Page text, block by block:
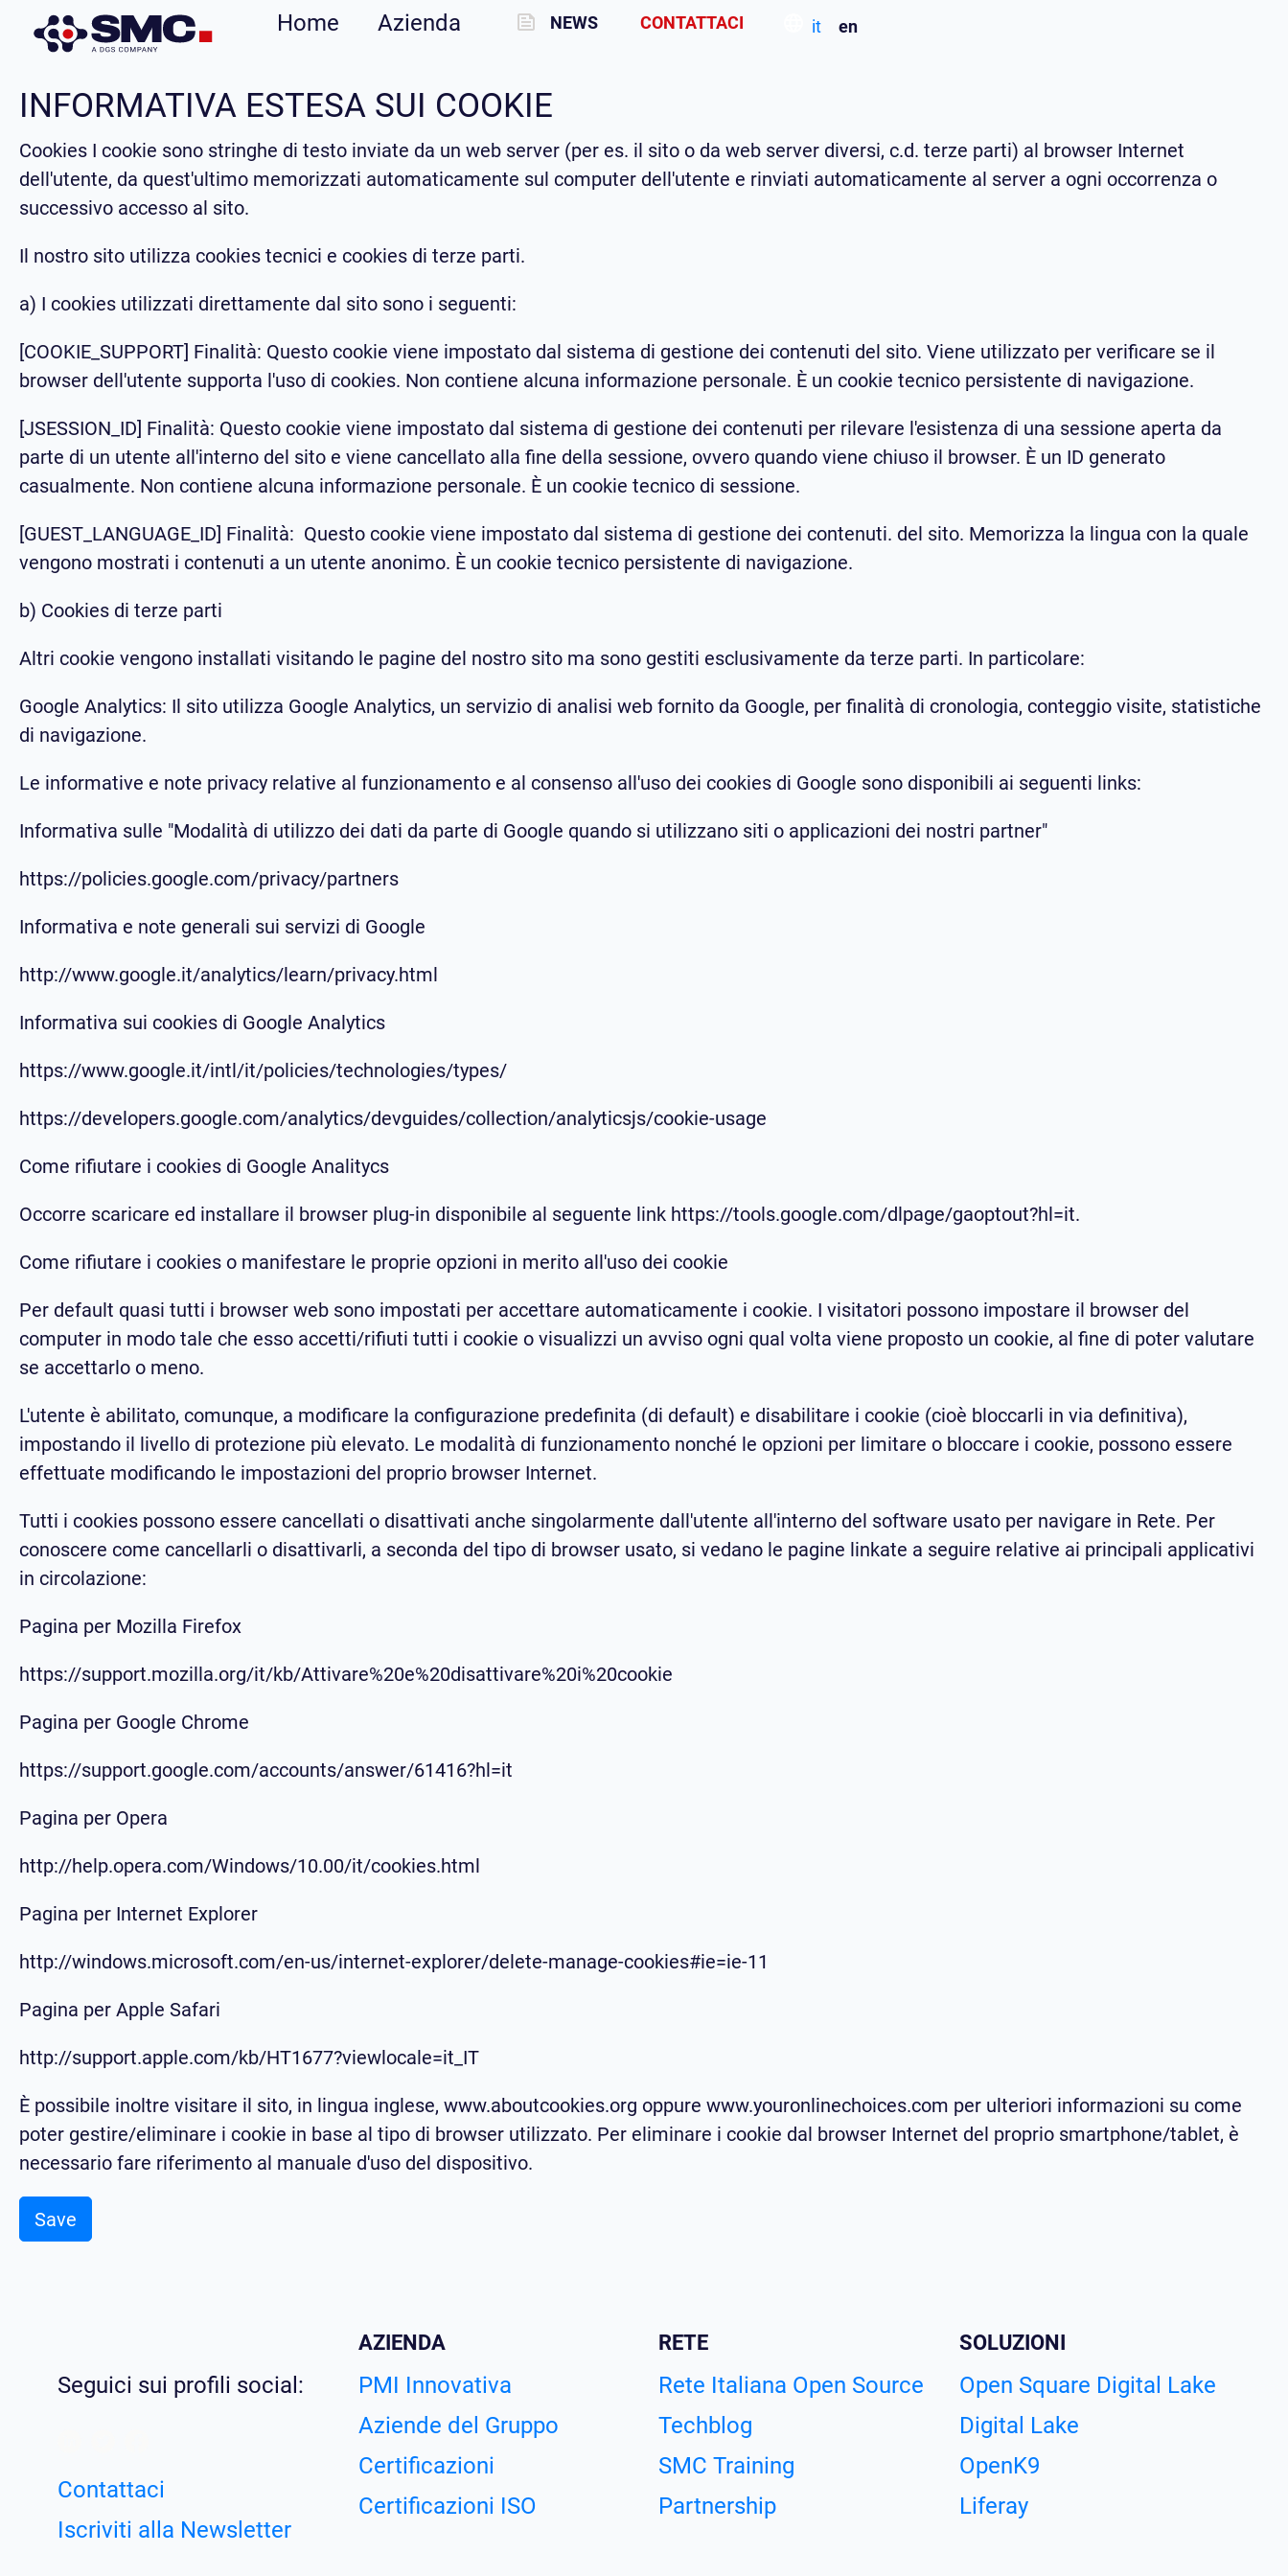
Home Azienda NEWS CONTATTACI it en
INFORMATIVA ESTESA SUI COOKIE
Cookies I cookie sono stringhe di testo inviate da un web server (per es. il sito o da web server diversi, c.d. terze parti) al browser Internet
dell'utente, da quest'ultimo memorizzati automaticamente sul computer dell'utente e rinviati automaticamente al server a ogni occorrenza o
successivo accesso al sito.
Il nostro sito utilizza cookies tecnici e cookies di terze parti.
a) I cookies utilizzati direttamente dal sito sono i seguenti:
[COOKIE_SUPPORT] Finalità: Questo cookie viene impostato dal sistema di gestione dei contenuti del sito. Viene utilizzato per verificare se il
browser dell'utente supporta l'uso di cookies. Non contiene alcuna informazione personale. È un cookie tecnico persistente di navigazione.
[JSESSION_ID] Finalità: Questo cookie viene impostato dal sistema di gestione dei contenuti per rilevare l'esistenza di una sessione aperta da
parte di un utente all'interno del sito e viene cancellato alla fine della sessione, ovvero quando viene chiuso il browser. È un ID generato
casualmente. Non contiene alcuna informazione personale. È un cookie tecnico di sessione.
[GUEST_LANGUAGE_ID] Finalità: Questo cookie viene impostato dal sistema di gestione dei contenuti. del sito. Memorizza la lingua con la quale
vengono mostrati i contenuti a un utente anonimo. È un cookie tecnico persistente di navigazione.
b) Cookies di terze parti
Altri cookie vengono installati visitando le pagine del nostro sito ma sono gestiti esclusivamente da terze parti. In particolare:
Google Analytics: Il sito utilizza Google Analytics, un servizio di analisi web fornito da Google, per finalità di cronologia, conteggio visite, statistiche
di navigazione.
Le informative e note privacy relative al funzionamento e al consenso all'uso dei cookies di Google sono disponibili ai seguenti links:
Informativa sulle "Modalità di utilizzo dei dati da parte di Google quando si utilizzano siti o applicazioni dei nostri partner"
https://policies.google.com/privacy/partners
Informativa e note generali sui servizi di Google
http://www.google.it/analytics/learn/privacy.html
Informativa sui cookies di Google Analytics
https://www.google.it/intl/it/policies/technologies/types/
https://developers.google.com/analytics/devguides/collection/analyticsjs/cookie-usage
Come rifiutare i cookies di Google Analitycs
Occorre scaricare ed installare il browser plug-in disponibile al seguente link https://tools.google.com/dlpage/gaoptout?hl=it.
Come rifiutare i cookies o manifestare le proprie opzioni in merito all'uso dei cookie
Per default quasi tutti i browser web sono impostati per accettare automaticamente i cookie. I visitatori possono impostare il browser del
computer in modo tale che esso accetti/rifiuti tutti i cookie o visualizzi un avviso ogni qual volta viene proposto un cookie, al fine di poter valutare
se accettarlo o meno.
L'utente è abilitato, comunque, a modificare la configurazione predefinita (di default) e disabilitare i cookie (cioè bloccarli in via definitiva),
impostando il livello di protezione più elevato. Le modalità di funzionamento nonché le opzioni per limitare o bloccare i cookie, possono essere
effettuate modificando le impostazioni del proprio browser Internet.
Tutti i cookies possono essere cancellati o disattivati anche singolarmente dall'utente all'interno del software usato per navigare in Rete. Per
conoscere come cancellarli o disattivarli, a seconda del tipo di browser usato, si vedano le pagine linkate a seguire relative ai principali applicativi
in circolazione:
Pagina per Mozilla Firefox
https://support.mozilla.org/it/kb/Attivare%20e%20disattivare%20i%20cookie
Pagina per Google Chrome
https://support.google.com/accounts/answer/61416?hl=it
Pagina per Opera
http://help.opera.com/Windows/10.00/it/cookies.html
Pagina per Internet Explorer
http://windows.microsoft.com/en-us/internet-explorer/delete-manage-cookies#ie=ie-11
Pagina per Apple Safari
http://support.apple.com/kb/HT1677?viewlocale=it_IT
È possibile inoltre visitare il sito, in lingua inglese, www.aboutcookies.org oppure www.youronlinechoices.com per ulteriori informazioni su come
poter gestire/eliminare i cookie in base al tipo di browser utilizzato. Per eliminare i cookie dal browser Internet del proprio smartphone/tablet, è
necessario fare riferimento al manuale d'uso del dispositivo.
Save
Seguici sui profili social:
Contattaci
Iscriviti alla Newsletter
AZIENDA
PMI Innovativa
Aziende del Gruppo
Certificazioni
Certificazioni ISO
RETE
Rete Italiana Open Source
Techblog
SMC Training
Partnership
SOLUZIONI
Open Square Digital Lake
Digital Lake
OpenK9
Liferay